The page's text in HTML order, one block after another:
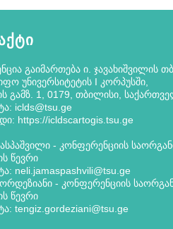
გაიმართება ი. ჯავახიშვილის
უნივერსიტეტის I კორპუსში,
გამზ. 1, 0179, თბილისი,
iclds@tsu.ge
https://icldscartogis.tsu.ge
- კონფერენციის
წევრი
neli.jamaspashvili@tsu.ge
- კონფერენციის
წევრი
tengiz.gordeziani@tsu.ge